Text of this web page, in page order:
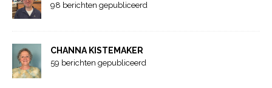
98 berichten gepubliceerd
CHANNA KISTEMAKER
59 berichten gepubliceerd